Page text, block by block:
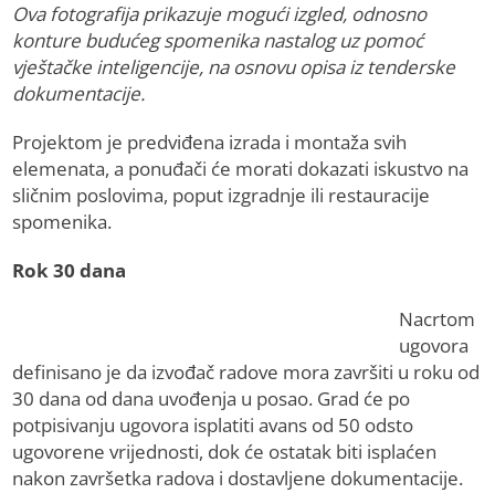
Ova fotografija prikazuje mogući izgled, odnosno
konture budućeg spomenika nastalog uz pomoć
vještačke inteligencije, na osnovu opisa iz tenderske
dokumentacije.
Projektom je predviđena izrada i montaža svih
elemenata, a ponuđači će morati dokazati iskustvo na
sličnim poslovima, poput izgradnje ili restauracije
spomenika.
Rok 30 dana
Nacrtom
ugovora
definisano je da izvođač radove mora završiti u roku od
30 dana od dana uvođenja u posao. Grad će po
potpisivanju ugovora isplatiti avans od 50 odsto
ugovorene vrijednosti, dok će ostatak biti isplaćen
nakon završetka radova i dostavljene dokumentacije.